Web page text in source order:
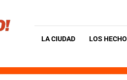
LA CIUDAD LOS